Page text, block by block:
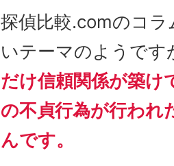
探偵比較.comのコ
いテーマのようです
だけ信頼関係が築け
の不貞行為が行われ
んです。